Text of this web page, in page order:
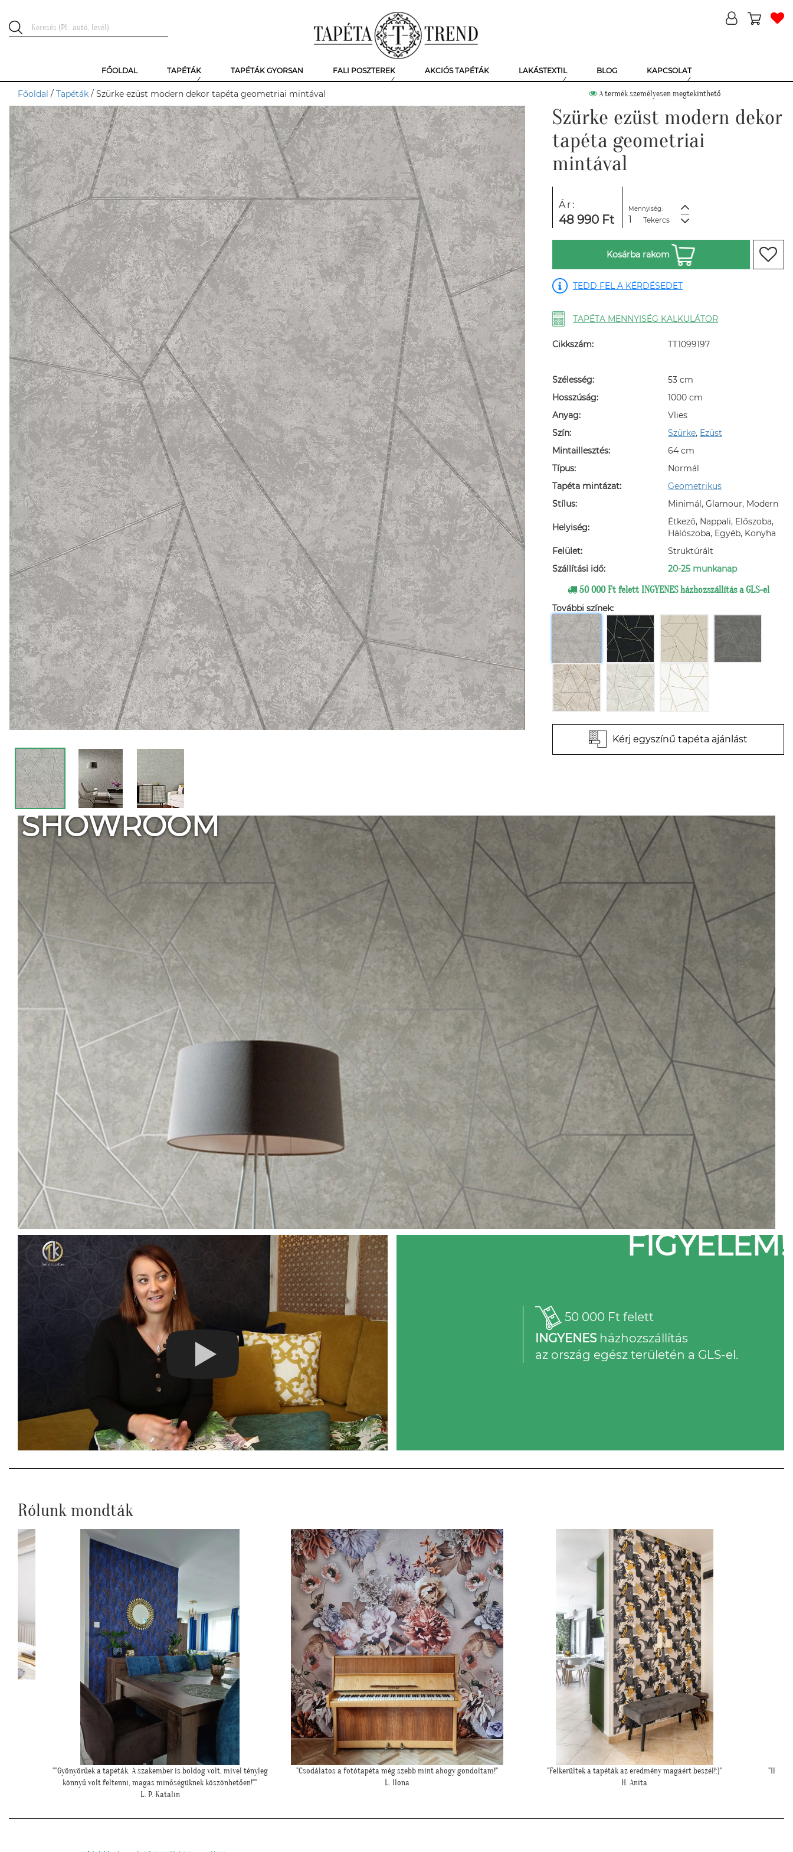
FŐOLDAL TAPÉTÁK TAPÉTÁK GYORSAN FALI POSZTEREK AKCIÓS TAPÉTÁK LAKÁSTEXTIL BLOG KAPCSOLAT
Főoldal / Tapéták / Szürke ezüst modern dekor tapéta geometriai mintával A termék személyesen megtekinthető
Szürke ezüst modern dekor
tapéta geometriai
mintával
Ár:
48 990 Ft
Mennyiség:
Tekercs
Kosárba rakom
TEDD FEL A KÉRDÉSEDET
TAPÉTA MENNYISÉG KALKULÁTOR
Cikkszám: TT1099197
Szélesség:
53 cm
Hosszúság:
1000 cm
Anyag:
Vlies
Szín:
Szürke, Ezüst
Mintaillesztés:
64 cm
Típus:
Normál
Tapéta mintázat:
Geometrikus
Stílus:
Minimál, Glamour, Modern
Helyiség:
Étkező, Nappali, Előszoba,
Hálószoba, Egyéb, Konyha
Felület:
Struktúrált
Szállítási idő:
20-25 munkanap
50 000 Ft felett INGYENES házhozszállítás a GLS-el
További színek:
Kérj egyszínű tapéta ajánlást
SHOWROOM
FIGYELEM!
50 000 Ft felett
INGYENESházhozszállítás
az ország egész területén a GLS-el.
Rólunk mondták
""Gyönyörűek a tapéták. A szakember is boldog volt, mivel tényleg
könnyű volt feltenni, magas minőségüknek köszönhetően!""
L. P. Katalin
"Csodálatos a fotótapéta még szebb mint ahogy gondoltam!"
L. Ilona
"Felkerültek a tapéták az eredmény magáért beszél!:)"
H. Anita
"Ilyen